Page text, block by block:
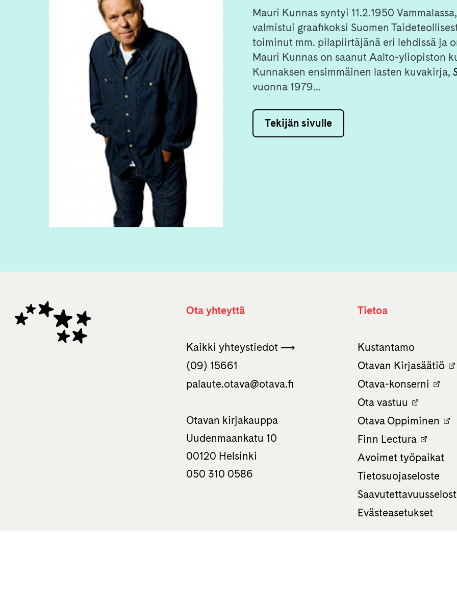
Mauri Kunnas syntyi 11.2.1950
valmistui graafikoksi Suomen
toiminut mm. pilapiirtäjänä eri lehdissä ja
Mauri Kunnas on saanut Aalto-yliopiston
Kunnaksen ensimmäinen lasten kuvakirja,
vuonna 1979...
Tekijän sivulle
Ota yhteyttä
Kaikki yhteystiedot ⟶
(09) 15661
palaute.otava­@otava.fi
Otavan kirjakauppa
Uudenmaankatu 10
00120 Helsinki
050 310 0586
Tietoa
Kustantamo
Otavan Kirjasäätiö
Otava-konserni
Ota vastuu
Otava Oppiminen
Finn Lectura
Avoimet työpaikat
Tietosuojaseloste
Evästeasetukset